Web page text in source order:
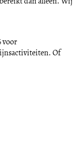
voor
Of